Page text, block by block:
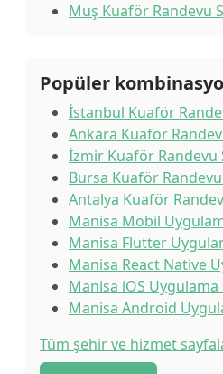
Muş Kuaför Randevu
Popüler
İstanbul Kuaför
Ankara Kuaför
İzmir Kuaför Randevu
Bursa Kuaför
Antalya Kuaför
Manisa Mobil
Manisa Flutter
Manisa React Native
Manisa iOS
Manisa Android
Tüm şehir ve hizmet